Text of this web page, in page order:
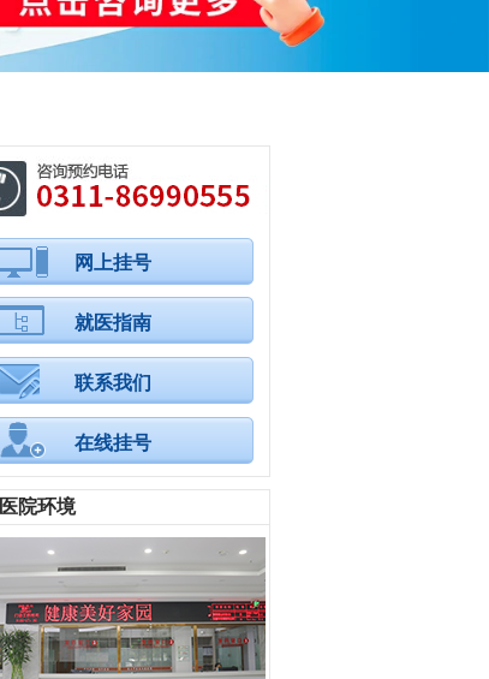
网上挂号
就医指南
联系我们
在线挂号
医院环境